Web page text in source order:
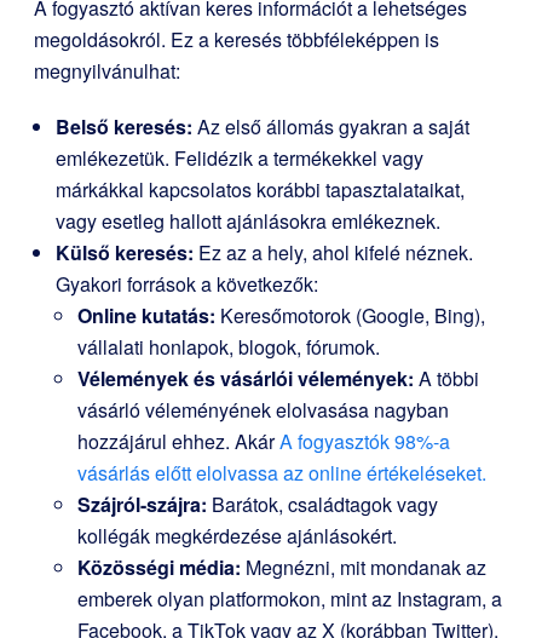
A fogyasztó aktívan keres információt a lehetséges
megoldásokról. Ez a keresés többféleképpen is
megnyilvánulhat:
Belső keresés: Az első állomás gyakran a saját
emlékezetük. Felidézik a termékekkel vagy
márkákkal kapcsolatos korábbi tapasztalataikat,
vagy esetleg hallott ajánlásokra emlékeznek.
Külső keresés: Ez az a hely, ahol kifelé néznek.
Gyakori források a következők:
Online kutatás: Keresőmotorok (Google, Bing),
vállalati honlapok, blogok, fórumok.
Vélemények és vásárlói vélemények: A többi
vásárló véleményének elolvasása nagyban
hozzájárul ehhez. AkárA fogyasztók 98%-a
vásárlás előtt elolvassa az online értékeléseket.
Szájról-szájra: Barátok, családtagok vagy
kollégák megkérdezése ajánlásokért.
Közösségi média: Megnézni, mit mondanak az
emberek olyan platformokon, mint az Instagram, a
Facebook, a TikTok vagy az X (korábban Twitter).